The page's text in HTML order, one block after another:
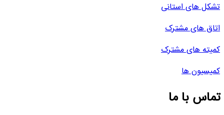
تشکل های استانی
اتاق های مشترک
کمیته های مشترک
کمیسیون ها
تماس با ما